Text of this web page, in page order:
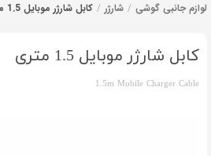
لوازم جانبی گوشی / شارژر / کابل شارژر موبایل 1.5 متری
کابل شارژر موبایل 1.5 متری
1.5m Mobile Charger Cable